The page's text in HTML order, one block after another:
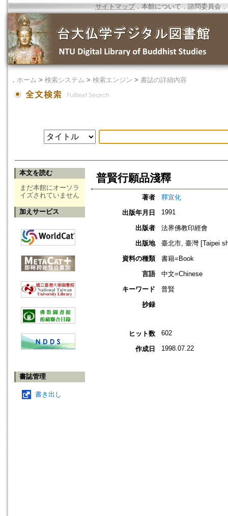
サイトマップ．本館について ． 諮問委員会 ．
． ホーム > 検索システム > 検索エンジン > 書誌の詳細内容
本文を読む
まだ本館にオーソラ
イズされていません
加えサービス
書誌管理
書き出し
普賢行願品淺釋
著者
釋宣化
出版年月日
1991
出版者
法界佛教印經會
出版地
臺北市, 臺灣 [Taipei
資料の種類
書籍=Book
言語
中文=Chinese
キーワード
普賢
抄録
ヒット数 602
作成日 1998.07.22